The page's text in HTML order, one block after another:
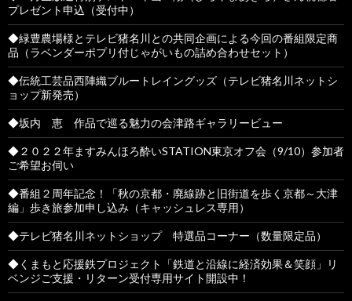
プレゼント申込（受付中）
◆緑豊農場様とテレビ猪名川との共同企画による今回の番組限定商
品（ラベンダーポプリ付じゃがいもの詰め合わせセット）
◆伝統工芸品西陣織ブルートレイングッズ（テレビ猪名川ネットシ
ョップ新発売）
◆坂内 恵 作品で巡る魅力の会津路ギャラリービュー
◆２０２２年ますみんほろ酔いSTATION東京オフ会（9/10）参加者
ご希望お伺い
◆番組２周年記念！「秋の京都・廃線跡と旧街道を歩く京都～大津
編」歩き旅参加申し込み（キャッシュレス専用）
◆テレビ猪名川ネットショップ 特選品コーナー（数量限定品）
◆くまもと応援鉄プロジェクト「鉄道と沿線に経済効果＆笑顔」リ
ベンジご支援・リターン受付専用サイト開設中！